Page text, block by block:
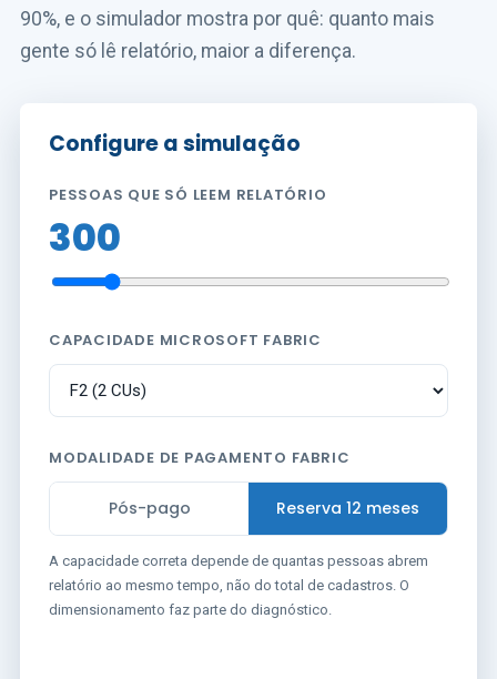
90%, e o simulador mostra por quê: quanto mais
gente só lê relatório, maior a diferença.
Configure a simulação
PESSOAS QUE SÓ LEEM RELATÓRIO
300
CAPACIDADE MICROSOFT FABRIC
MODALIDADE DE PAGAMENTO FABRIC
Pós-pago Reserva 12 meses
A capacidade correta depende de quantas pessoas abrem
relatório ao mesmo tempo, não do total de cadastros. O
dimensionamento faz parte do diagnóstico.